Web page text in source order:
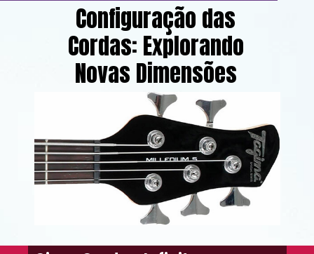
Configuração das
Cordas: Explorando
Novas Dimensões